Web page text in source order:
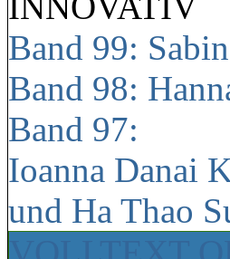
Band 99:
Band 98:
Band 97:
Ioanna Danai
und Ha Thao